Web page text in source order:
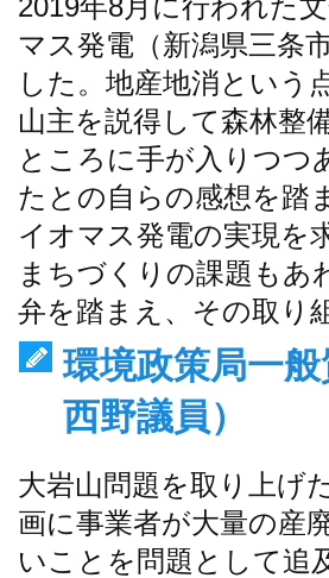
2019年8月に行われた
マス発電（新潟県三条
した。地産地消という
山主を説得して森林整
ところに手が入りつつ
たとの自らの感想を踏
イオマス発電の実現を
まちづくりの課題もあ
弁を踏まえ、その取り
環境政策局一
西野議員）
大岩山問題を取り上げ
画に事業者が大量の産
いことを問題として追